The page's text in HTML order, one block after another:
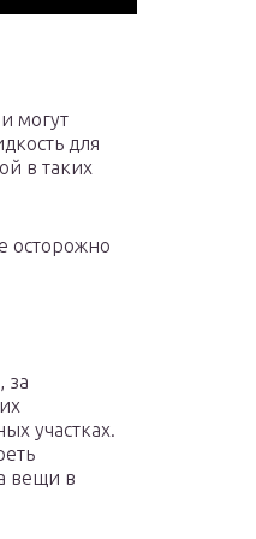
могут
для
в таких
осторожно
за
участках.
вещи в